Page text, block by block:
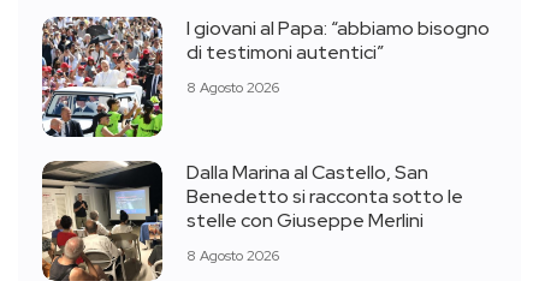
I giovani al Papa: “abbiamo bisogno
di testimoni autentici”
8 Agosto 2026
Dalla Marina al Castello, San
Benedetto si racconta sotto le
stelle con Giuseppe Merlini
8 Agosto 2026